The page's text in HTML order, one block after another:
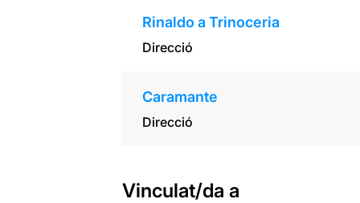
Rinaldo a Trinoceria
Direcció
Caramante
Direcció
Vinculat/da a